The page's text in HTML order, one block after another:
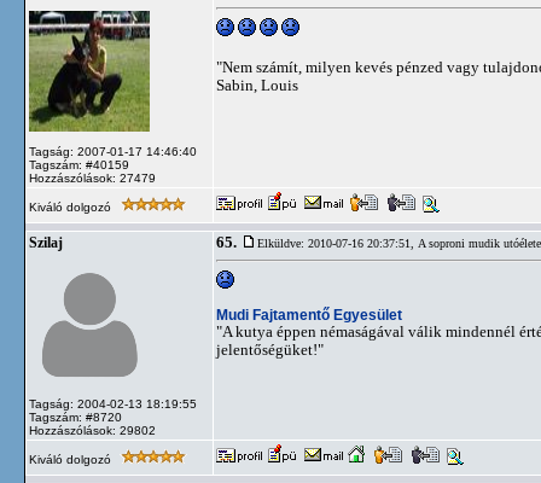
Tagság: 2007-01-17 14:46:40
Tagszám: #40159
Hozzászólások: 27479
"Nem számít, milyen kevés pénzed vagy
Sabin, Louis
Kiváló dolgozó
Szilaj
Tagság: 2004-02-13 18:19:55
Tagszám: #8720
Hozzászólások: 29802
65. Elküldve: 2010-07-16 20:37:51, A soproni mudik utóélete
Mudi Fajtamentő Egyesület
"A kutya éppen némaságával válik mindennél
jelentőségüket!"
Kiváló dolgozó